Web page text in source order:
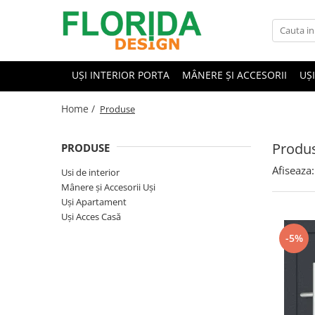
UȘI INTERIOR PORTA MÂNERE ȘI ACCESORII
Home / Produse
PRODUSE
Usi de interior
Mânere și Accesorii Uși
Uși Apartament
Uși Acces Casă
Afiseaza:
-5%